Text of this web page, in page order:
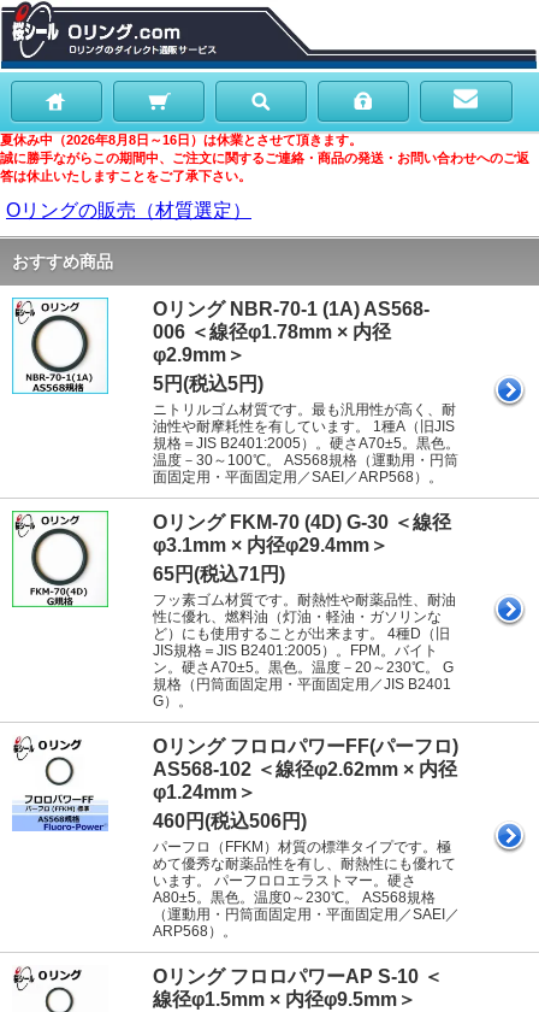
夏休み中（2026年8月8日～16日）は休業とさせて頂きます。
誠に勝手ながらこの期間中、ご注文に関するご連絡・商品の発送・お問い合わせへのご返
答は休止いたしますことをご了承下さい。
Oリングの販売（材質選定）
おすすめ商品
Oリング NBR-70-1 (1A) AS568-
006 ＜線径φ1.78mm × 内径
φ2.9mm＞
5円(税込5円)
ニトリルゴム材質です。最も汎用性が高く、耐
油性や耐摩耗性を有しています。 1種A（旧JIS
規格＝JIS B2401:2005）。硬さA70±5。黒色。
温度－30～100℃。 AS568規格（運動用・円筒
面固定用・平面固定用／SAEI／ARP568）。
Oリング FKM-70 (4D) G-30 ＜線径
φ3.1mm × 内径φ29.4mm＞
65円(税込71円)
フッ素ゴム材質です。耐熱性や耐薬品性、耐油
性に優れ、燃料油（灯油・軽油・ガソリンな
ど）にも使用することが出来ます。 4種D（旧
JIS規格＝JIS B2401:2005）。FPM。バイト
ン。硬さA70±5。黒色。温度－20～230℃。 G
規格（円筒面固定用・平面固定用／JIS B2401
G）。
Oリング フロロパワーFF(パーフロ)
AS568-102 ＜線径φ2.62mm × 内径
φ1.24mm＞
460円(税込506円)
パーフロ（FFKM）材質の標準タイプです。極
めて優秀な耐薬品性を有し、耐熱性にも優れて
います。 パーフロロエラストマー。硬さ
A80±5。黒色。温度0～230℃。 AS568規格
（運動用・円筒面固定用・平面固定用／SAEI／
ARP568）。
Oリング フロロパワーAP S-10 ＜
線径φ1.5mm × 内径φ9.5mm＞